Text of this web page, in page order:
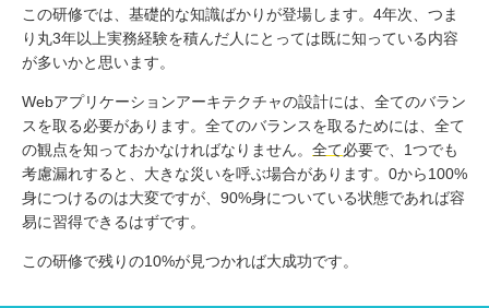
この研修では、基礎的な知識ばかりが登場します。4年次、つま
り丸3年以上実務経験を積んだ人にとっては既に知っている内容
が多いかと思います。
Webアプリケーションアーキテクチャの設計には、全てのバラン
スを取る必要があります。全てのバランスを取るためには、全て
の観点を知っておかなければなりません。 全て必要で、1つでも
考慮漏れすると、大きな災いを呼ぶ場合があります。0から100%
身につけるのは大変ですが、90%身についている状態であれば容
易に習得できるはずです。
この研修で残りの10%が見つかれば大成功です。